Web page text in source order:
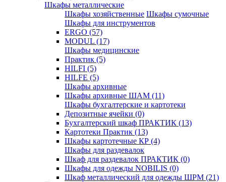
Шкафы металлические
Шкафы хозяйственные Шкафы сумочные
Шкафы для инструментов
ERGO (57)
MODUL (17)
Шкафы медицинские
Практик (5)
HILFI (5)
HILFE (5)
Шкафы архивные
Шкафы архивные ШАМ (11)
Шкафы бухгалтерские и картотеки
Депозитные ячейки (0)
Бухгалтерский шкаф ПРАКТИК (13)
Картотеки Практик (13)
Шкафы картотечные КР (4)
Шкафы для раздевалок
Шкаф для раздевалок ПРАКТИК (0)
Шкафы для одежды NOBILIS (0)
Шкаф металлический для одежды ШРМ (21)